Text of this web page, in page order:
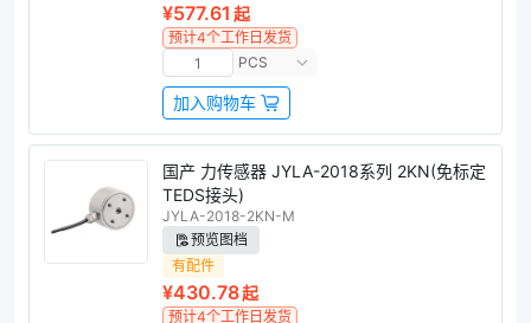
¥577.61 起
预计4个工作日发货
PCS
加入购物车
国产 力传感器 JYLA-2018系列 2KN(免标定
TEDS接头)
JYLA-2018-2KN-M
预览图档
有配件
¥430.78起
预计4个工作日发货